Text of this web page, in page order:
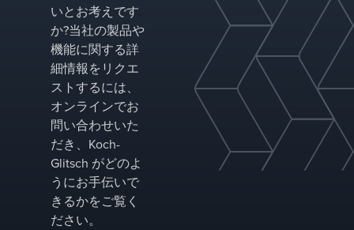
器の寿
ばし、
全体的
な耐久
性と信
頼性シ
ステム
を向上
ことが
いとお考えです
か?当社の製品や
機能に関する詳
細情報をリクエ
ストするには、
オンラインでお
問い合わせいた
だき、Koch-
Glitsch がどのよ
うにお手伝いで
きるかをご覧く
ださい。